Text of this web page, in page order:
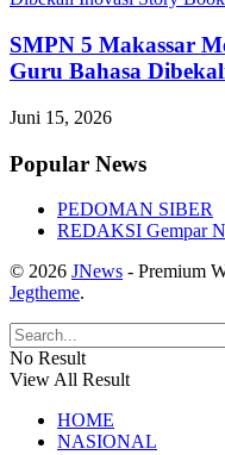
SMPN 5 Makassar
Guru Bahasa
Juni 15, 2026
Popular News
PEDOMAN SIBER
REDAKSI Gempar
© 2026 JNews - Premium
Jegtheme.
No Result
View All Result
HOME
NASIONAL